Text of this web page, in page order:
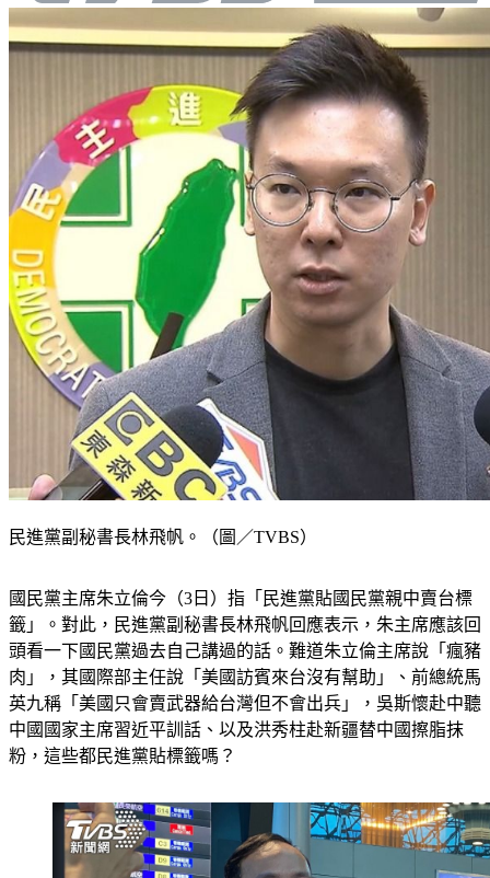
籤」。對此，民進黨副秘書長林飛帆回應表示，朱主席應該回
頭看一下國民黨過去自己講過的話。難道朱立倫主席說「瘋豬
肉」，其國際部主任說「美國訪賓來台沒有幫助」、前總統馬
英九稱「美國只會賣武器給台灣但不會出兵」，吳斯懷赴中聽
中國國家主席習近平訓話、以及洪秀柱赴新疆替中國擦脂抹
粉，這些都民進黨貼標籤嗎？